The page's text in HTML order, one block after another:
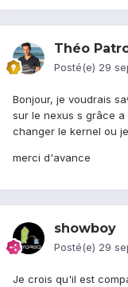
Théo
Posté(e) 29
Bonjour, je voudrais
sur le nexus s grâce
changer le kernel ou
merci d'avance
showboy
Posté(e) 29
Je crois qu'il est